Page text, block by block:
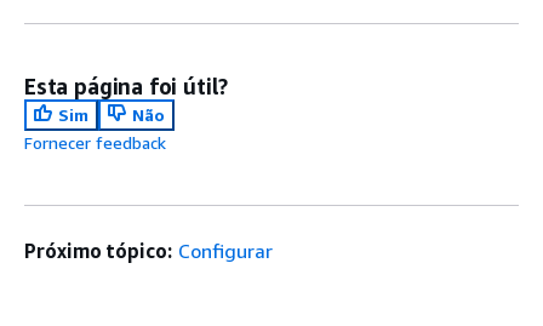
Esta página foi útil?
Sim
Não
Fornecer feedback
Próximo tópico: Configurar